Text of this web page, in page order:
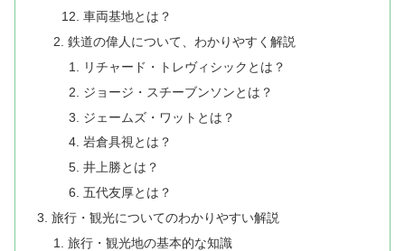
車両基地とは？
鉄道の偉人について、わかりやすく解説
リチャード・トレヴィシックとは？
ジョージ・スチーブンソンとは？
ジェームズ・ワットとは？
岩倉具視とは？
井上勝とは？
五代友厚とは？
旅行・観光についてのわかりやすい解説
旅行・観光地の基本的な知識